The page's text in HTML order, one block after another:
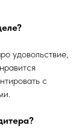
удовольствие,
с